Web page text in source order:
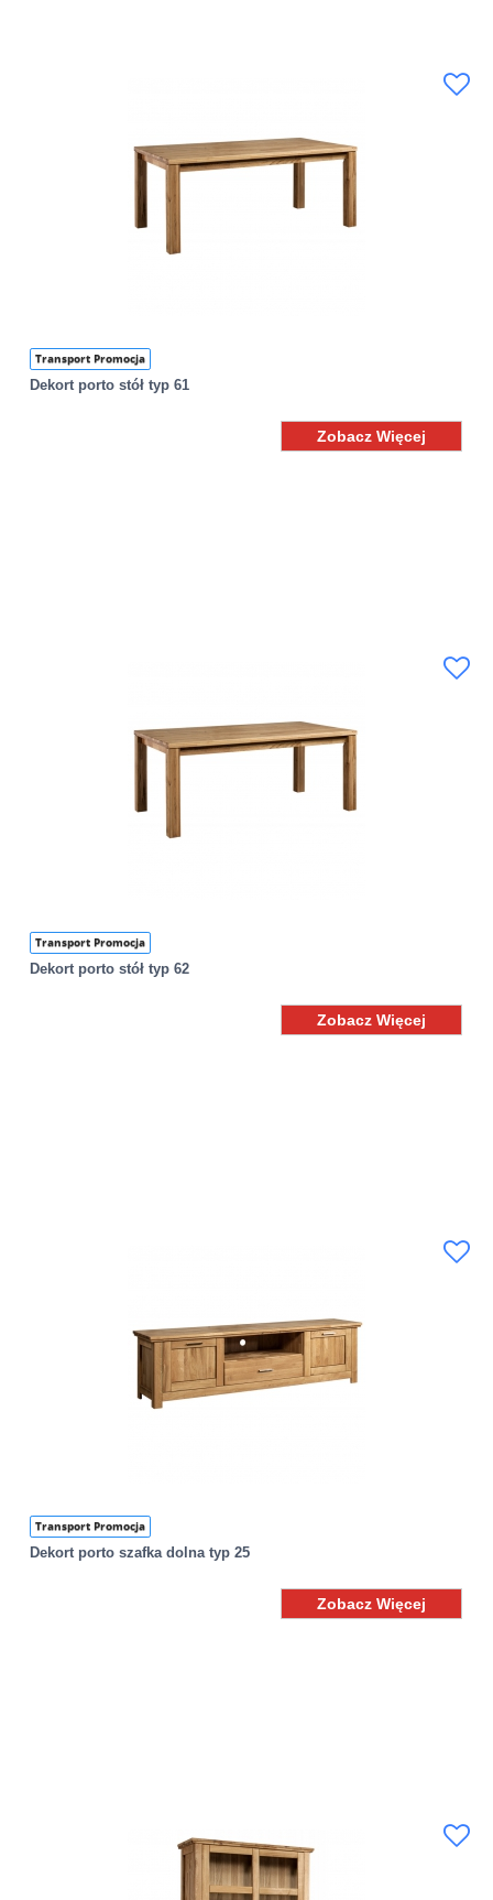
Transport Promocja
Dekort porto stół typ 61
Zobacz Więcej
Transport Promocja
Dekort porto stół typ 62
Zobacz Więcej
Transport Promocja
Dekort porto szafka dolna typ 25
Zobacz Więcej